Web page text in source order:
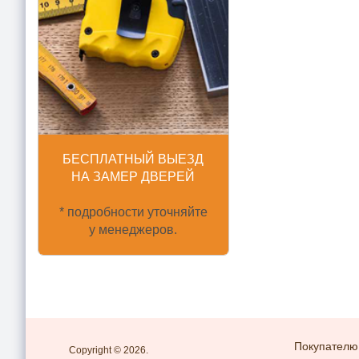
БЕСПЛАТНЫЙ ВЫЕЗД
НА ЗАМЕР ДВЕРЕЙ
* подробности уточняйте
у менеджеров.
Copyright © 2026. Покупателю